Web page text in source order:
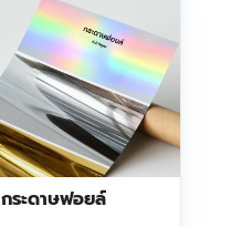
กระดาษฟอยล์